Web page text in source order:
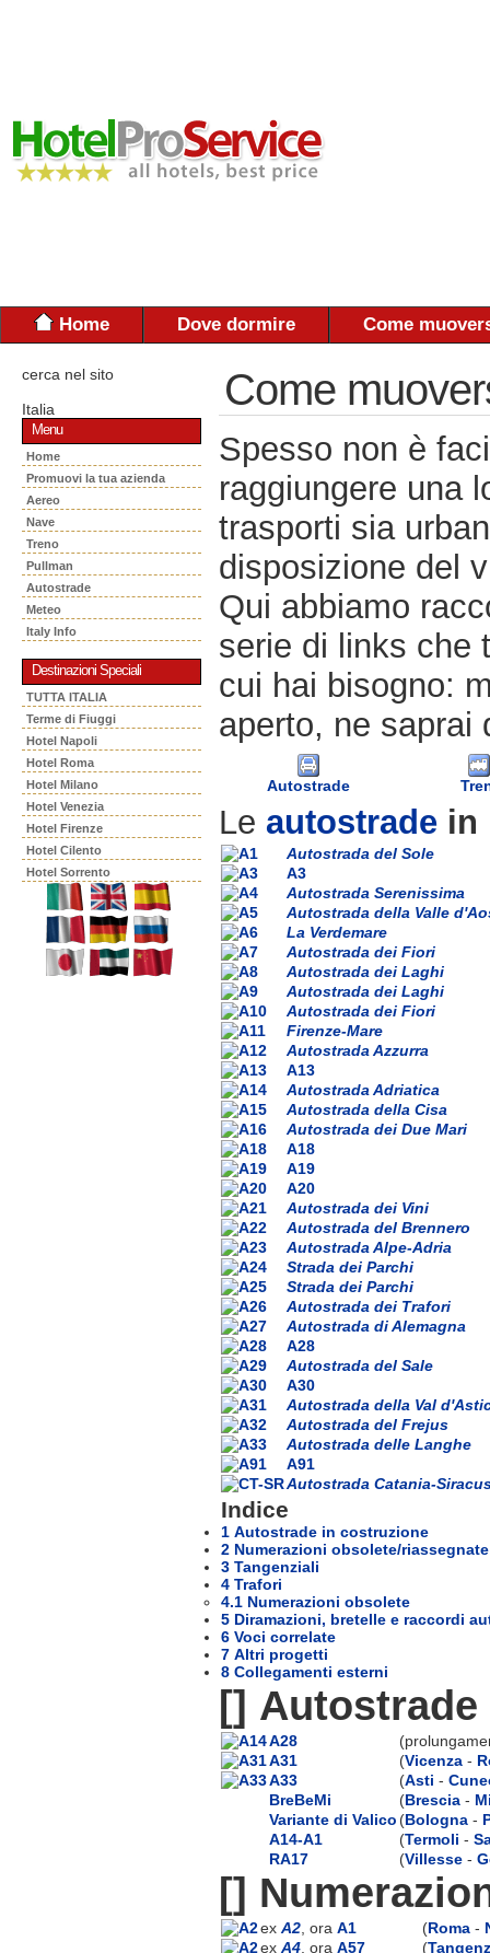
Home Dove dormire Come
cerca nel sito
Italia
Menu
Home
Promuovi la tua azienda
Aereo
Nave
Treno
Pullman
Autostrade
Meteo
Italy Info
Destinazioni Speciali
TUTTA ITALIA
Terme di Fiuggi
Hotel Napoli
Hotel Roma
Hotel Milano
Hotel Venezia
Hotel Firenze
Hotel Cilento
Hotel Sorrento
Come
Spesso non è
raggiungere una
trasporti sia
disposizione del
Qui abbiamo
serie di links che
cui hai bisogno:
aperto, ne saprai
Autostrade
Le autostrade in
Autostrada del Sole
A3
Autostrada Serenissima
Autostrada della Valle
La Verdemare
Autostrada dei Fiori
Autostrada dei Laghi
Autostrada dei Laghi
Autostrada dei Fiori
Firenze-Mare
Autostrada Azzurra
A13
Autostrada Adriatica
Autostrada della Cisa
Autostrada dei Due Mari
A18
A19
A20
Autostrada dei Vini
Autostrada del Brennero
Autostrada Alpe-Adria
Strada dei Parchi
Strada dei Parchi
Autostrada dei Trafori
Autostrada di Alemagna
A28
Autostrada del Sale
A30
Autostrada della Val
Autostrada del Frejus
Autostrada delle Langhe
A91
Autostrada Catania-
Indice
1 Autostrade in costruzione
2 Numerazioni obsolete/riassegnate
3 Tangenziali
4 Trafori
4.1 Numerazioni obsolete
5 Diramazioni, bretelle e raccordi
6 Voci correlate
7 Altri progetti
8 Collegamenti esterni
[]
A28
A31
(Vicenza -
A33
(Asti -
BreBeMi
(Brescia -
Variante di Valico (Bologna -
A14-A1
(Termoli -
RA17
(Villesse -
[]
ex A2 , ora A1 (Roma -
ex A4 , ora A57 (